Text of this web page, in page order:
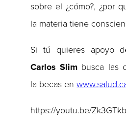
sobre el ¿cómo?, ¿por
la materia tiene
Si tú quieres apoyo
Carlos Slim busca las
la becas en
https://youtu.be/